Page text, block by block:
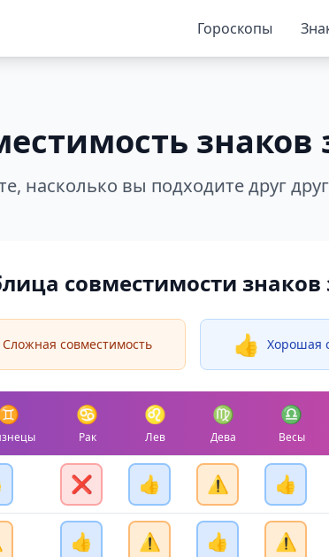
Гороскопы
знаков
насколько вы подходите друг
совместимости знаков
Сложная совместимость 👍 Хорошая
♋
Рак
♌
Лев
♍
Дева
♎
Весы
❌ 👍 ⚠️ 👍
👍 ⚠️ 👍 ⚠️